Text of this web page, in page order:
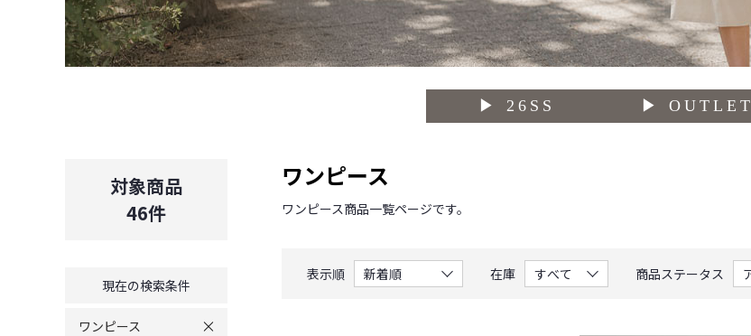
▶ 26SS ▶ OUTLET
対象商品
46件
現在の検索条件
ワンピース
ワンピース
ワンピース商品一覧ページです。
表示順 在庫 商品ステータス